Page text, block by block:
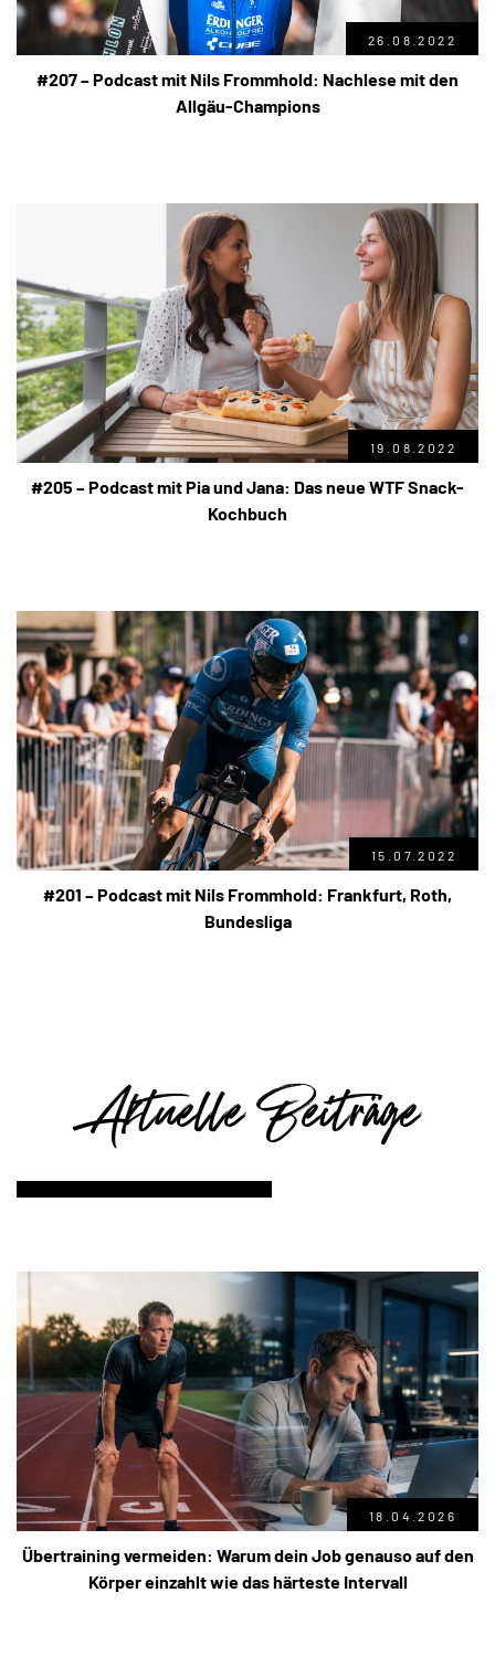
26.08.2022
#207 – Podcast mit Nils Frommhold: Nachlese mit den
Allgäu-Champions
19.08.2022
#205 – Podcast mit Pia und Jana: Das neue WTF Snack-
Kochbuch
15.07.2022
#201 – Podcast mit Nils Frommhold: Frankfurt, Roth,
Bundesliga
Aktuelle Beiträge
18.04.2026
Übertraining vermeiden: Warum dein Job genauso auf den
Körper einzahlt wie das härteste Intervall